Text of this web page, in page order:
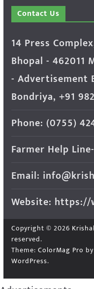
Contact Us
14 Press
Bhopal - 462011
- Advertisement
Bondriya, +91
Phone: (0755)
Farmer Help
Email:
Website:
Copyright © 2026
reserved.
Theme: ColorMag Pro
WordPress.